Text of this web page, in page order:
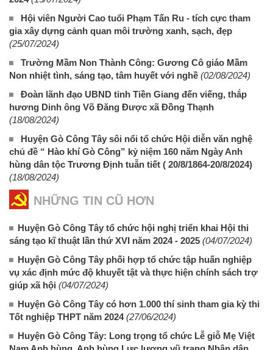
Hội viên Người Cao tuổi Phạm Tấn Ru - tích cực tham
gia xây dựng cảnh quan môi trường xanh, sạch, đẹp
(25/07/2024)
Trường Mầm Non Thành Công: Gương Cô giáo Mầm
Non nhiệt tình, sáng tạo, tâm huyết với nghề (02/08/2024)
Đoàn lãnh đạo UBND tỉnh Tiền Giang đến viếng, thắp
hương Dinh ông Võ Đăng Được xã Đồng Thạnh
(18/08/2024)
Huyện Gò Công Tây sôi nổi tổ chức Hội diễn văn nghệ
chủ đề “ Hào khí Gò Công” kỷ niệm 160 năm Ngày Anh
hùng dân tộc Trương Định tuẫn tiết ( 20/8/1864-20/8/2024)
(18/08/2024)
NHỮNG TIN CŨ HƠN
Huyện Gò Công Tây tổ chức hội nghị triển khai Hội thi
sáng tạo kĩ thuật lần thứ XVI năm 2024 - 2025 (04/07/2024)
Huyện Gò Công Tây phối hợp tổ chức tập huấn nghiệp
vụ xác định mức độ khuyết tật và thực hiện chính sách trợ
giúp xã hội (04/07/2024)
Huyện Gò Công Tây có hơn 1.000 thí sinh tham gia kỳ thi
Tốt nghiệp THPT năm 2024 (27/06/2024)
Huyện Gò Công Tây: Long trọng tổ chức Lễ giỗ Mẹ Việt